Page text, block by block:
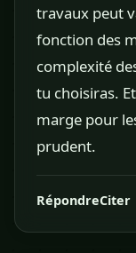
travaux peut
fonction des
complexité
tu choisiras.
marge pour
prudent.
RépondreCiter